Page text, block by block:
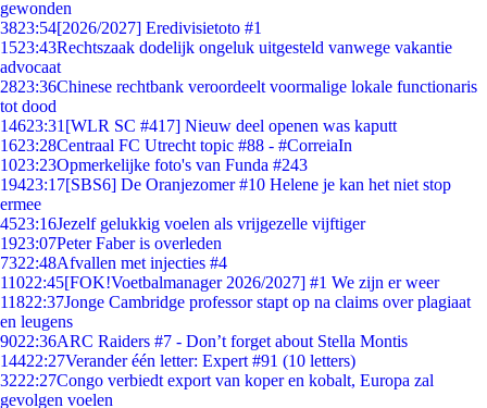
gewonden
3823:54[2026/2027] Eredivisietoto #1
1523:43Rechtszaak dodelijk ongeluk uitgesteld vanwege vakantie
advocaat
2823:36Chinese rechtbank veroordeelt voormalige lokale functionaris
tot dood
14623:31 [WLR SC #417] Nieuw deel openen was kaputt
1623:28Centraal FC Utrecht topic #88 - #CorreiaIn
1023:23Opmerkelijke foto's van Funda #243
19423:17[SBS6] De Oranjezomer #10 Helene je kan het niet stop
ermee
4523:16Jezelf gelukkig voelen als vrijgezelle vijftiger
1923:07Peter Faber is overleden
7322:48Afvallen met injecties #4
11022:45[FOK!Voetbalmanager 2026/2027] #1 We zijn er weer
11822:37Jonge Cambridge professor stapt op na claims over plagiaat
en leugens
9022:36ARC Raiders #7 - Don’t forget about Stella Montis
14422:27Verander één letter: Expert #91 (10 letters)
3222:27Congo verbiedt export van koper en kobalt, Europa zal
gevolgen voelen